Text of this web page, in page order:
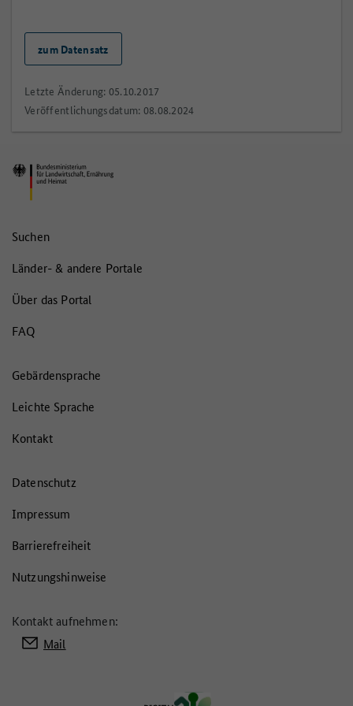
zum Datensatz
Letzte Änderung: 05.10.2017
Veröffentlichungsdatum: 08.08.2024
Suchen
Länder- & andere Portale
Über das Portal
FAQ
Gebärdensprache
Leichte Sprache
Kontakt
Datenschutz
Impressum
Barrierefreiheit
Nutzungshinweise
Kontakt aufnehmen:
Mail